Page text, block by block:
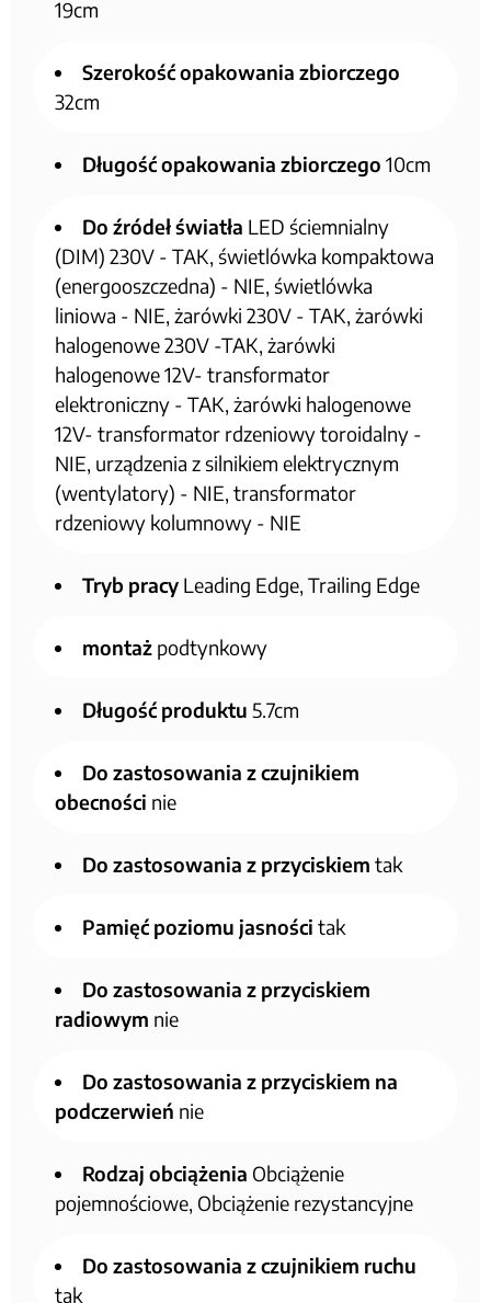
19cm
Szerokość opakowania zbiorczego
32cm
Długość opakowania zbiorczego 10cm
Do źródeł światła LED ściemnialny
(DIM) 230V - TAK, świetlówka kompaktowa
(energooszczedna) - NIE, świetlówka
liniowa - NIE, żarówki 230V - TAK, żarówki
halogenowe 230V -TAK, żarówki
halogenowe 12V- transformator
elektroniczny - TAK, żarówki halogenowe
12V- transformator rdzeniowy toroidalny -
NIE, urządzenia z silnikiem elektrycznym
(wentylatory) - NIE, transformator
rdzeniowy kolumnowy - NIE
Tryb pracy Leading Edge, Trailing Edge
montaż podtynkowy
Długość produktu 5.7cm
Do zastosowania z czujnikiem
obecności nie
Do zastosowania z przyciskiem tak
Pamięć poziomu jasności tak
Do zastosowania z przyciskiem
radiowym nie
Do zastosowania z przyciskiem na
podczerwień nie
Rodzaj obciążenia Obciążenie
pojemnościowe, Obciążenie rezystancyjne
Do zastosowania z czujnikiem ruchu
tak